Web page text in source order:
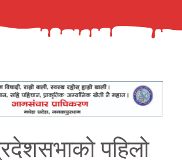
पहिलो